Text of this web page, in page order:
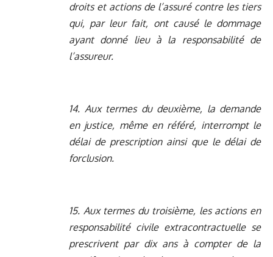
droits et actions de l’assuré contre les tiers
qui, par leur fait, ont causé le dommage
ayant donné lieu à la responsabilité de
l’assureur.
14. Aux termes du deuxième, la demande
en justice, même en référé, interrompt le
délai de prescription ainsi que le délai de
forclusion.
15. Aux termes du troisième, les actions en
responsabilité civile extracontractuelle se
prescrivent par dix ans à compter de la